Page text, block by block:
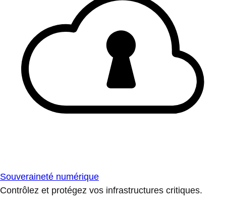
Souveraineté numérique
Contrôlez et protégez vos infrastructures critiques.